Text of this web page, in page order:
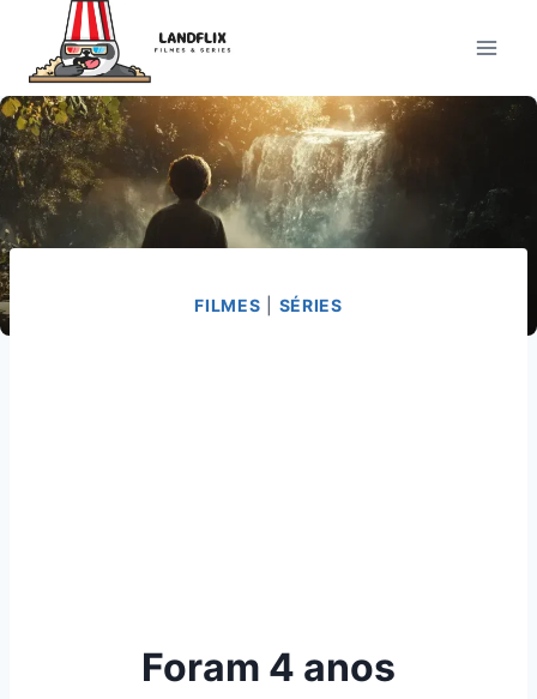
Conteúdo
FILMES SÉRIES
Foram 4 anos